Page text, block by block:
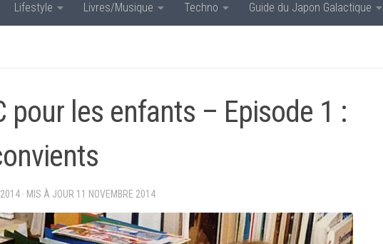
Lifestyle Livres/Musique Techno Guide du Japon Galactique
pour les enfants – Episode 1 :
· MIS À JOUR 11 NOVEMBRE 2014